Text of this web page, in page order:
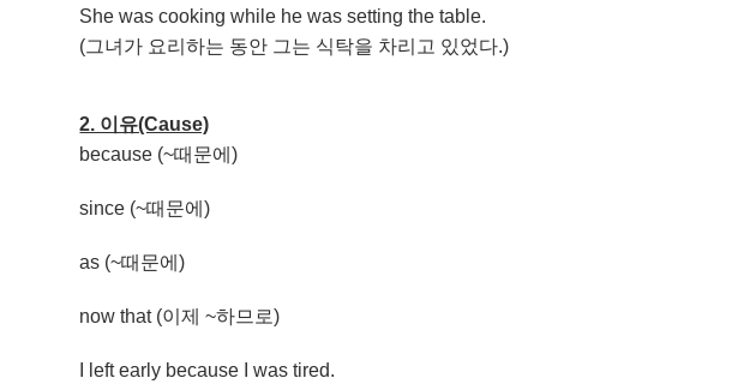
She was cooking while he was setting the table.
(그녀가 요리하는 동안 그는 식탁을 차리고 있었다.)
2. 이유(Cause)
because (~때문에)
since (~때문에)
as (~때문에)
now that (이제 ~하므로)
I left early because I was tired.